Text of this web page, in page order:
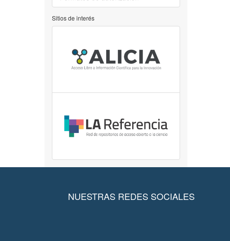
Sitios de interés
NUESTRAS REDES SOCIALES